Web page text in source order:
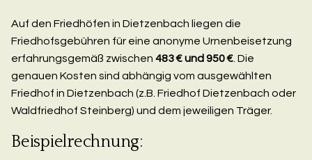
Auf den Friedhöfen in Dietzenbach liegen die
Friedhofsgebühren für eine anonyme Urnenbeisetzung
erfahrungsgemäß zwischen 483 € und 950 € . Die
genauen Kosten sind abhängig vom ausgewählten
Friedhof in Dietzenbach (z.B. Friedhof Dietzenbach oder
Waldfriedhof Steinberg) und dem jeweiligen Träger.
Beispielrechnung: